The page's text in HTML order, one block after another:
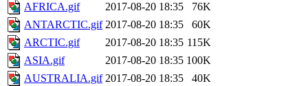
AFRICA.gif
2017-08-20 18:35
76K
ANTARCTIC.gif 2017-08-20 18:35
60K
ARCTIC.gif
2017-08-20 18:35 115K
ASIA.gif
2017-08-20 18:35 100K
AUSTRALIA.gif 2017-08-20 18:35
40K